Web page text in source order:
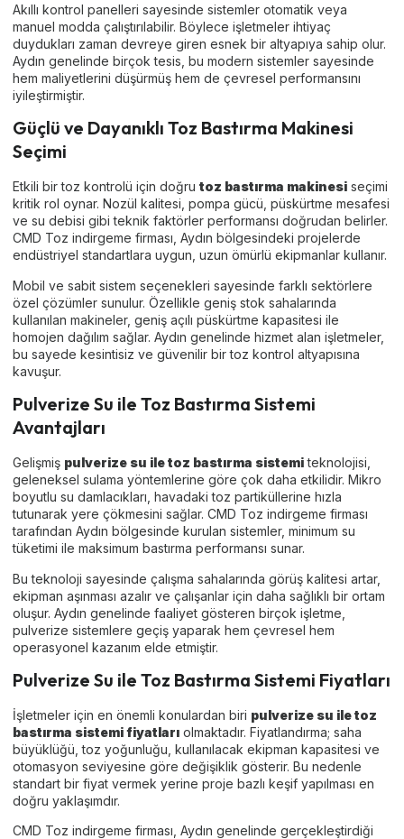
Akıllı kontrol panelleri sayesinde sistemler otomatik veya
manuel modda çalıştırılabilir. Böylece işletmeler ihtiyaç
duydukları zaman devreye giren esnek bir altyapıya sahip olur.
Aydın genelinde birçok tesis, bu modern sistemler sayesinde
hem maliyetlerini düşürmüş hem de çevresel performansını
iyileştirmiştir.
Güçlü ve Dayanıklı Toz Bastırma Makinesi
Seçimi
Etkili bir toz kontrolü için doğru toz bastırma makinesi seçimi
kritik rol oynar. Nozül kalitesi, pompa gücü, püskürtme mesafesi
ve su debisi gibi teknik faktörler performansı doğrudan belirler.
CMD Toz indirgeme firması, Aydın bölgesindeki projelerde
endüstriyel standartlara uygun, uzun ömürlü ekipmanlar kullanır.
Mobil ve sabit sistem seçenekleri sayesinde farklı sektörlere
özel çözümler sunulur. Özellikle geniş stok sahalarında
kullanılan makineler, geniş açılı püskürtme kapasitesi ile
homojen dağılım sağlar. Aydın genelinde hizmet alan işletmeler,
bu sayede kesintisiz ve güvenilir bir toz kontrol altyapısına
kavuşur.
Pulverize Su ile Toz Bastırma Sistemi
Avantajları
Gelişmiş pulverize su ile toz bastırma sistemiteknolojisi,
geleneksel sulama yöntemlerine göre çok daha etkilidir. Mikro
boyutlu su damlacıkları, havadaki toz partiküllerine hızla
tutunarak yere çökmesini sağlar. CMD Toz indirgeme firması
tarafından Aydın bölgesinde kurulan sistemler, minimum su
tüketimi ile maksimum bastırma performansı sunar.
Bu teknoloji sayesinde çalışma sahalarında görüş kalitesi artar,
ekipman aşınması azalır ve çalışanlar için daha sağlıklı bir ortam
oluşur. Aydın genelinde faaliyet gösteren birçok işletme,
pulverize sistemlere geçiş yaparak hem çevresel hem
operasyonel kazanım elde etmiştir.
Pulverize Su ile Toz Bastırma Sistemi Fiyatları
İşletmeler için en önemli konulardan biri pulverize su ile toz
bastırma sistemi fiyatları olmaktadır. Fiyatlandırma; saha
büyüklüğü, toz yoğunluğu, kullanılacak ekipman kapasitesi ve
otomasyon seviyesine göre değişiklik gösterir. Bu nedenle
standart bir fiyat vermek yerine proje bazlı keşif yapılması en
doğru yaklaşımdır.
CMD Toz indirgeme firması, Aydın genelinde gerçekleştirdiği